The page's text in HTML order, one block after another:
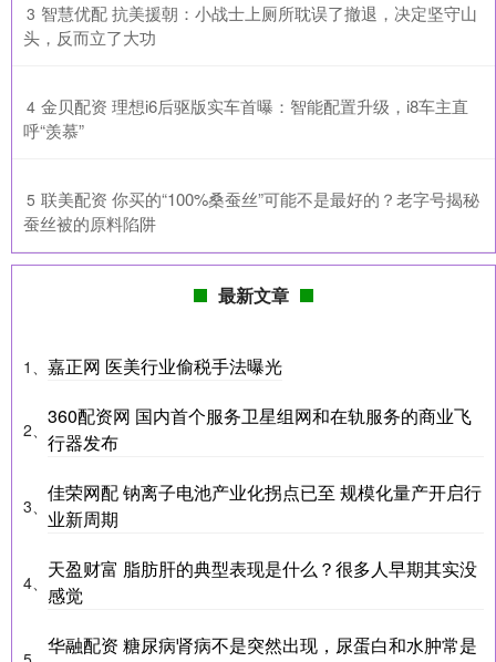
3 ​智慧优配 抗美援朝：小战士上厕所耽误了撤退，决定坚守山
头，反而立了大功
4 ​金贝配资 理想i6后驱版实车首曝：智能配置升级，i8车主直
呼“羡慕”
5 ​联美配资 你买的“100%桑蚕丝”可能不是最好的？老字号揭秘
蚕丝被的原料陷阱
最新文章
1、 嘉正网 医美行业偷税手法曝光
2、
360配资网 国内首个服务卫星组网和在轨服务的商业飞
行器发布
3、
佳荣网配 钠离子电池产业化拐点已至 规模化量产开启行
业新周期
4、
天盈财富 脂肪肝的典型表现是什么？很多人早期其实没
感觉
华融配资 糖尿病肾病不是突然出现，尿蛋白和水肿常是